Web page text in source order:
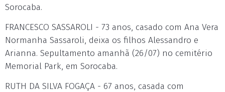
Sorocaba.
FRANCESCO SASSAROLI - 73 anos, casado com Ana Vera
Normanha Sassaroli, deixa os filhos Alessandro e
Arianna. Sepultamento amanhã (26/07) no cemitério
Memorial Park, em Sorocaba.
RUTH DA SILVA FOGAÇA - 67 anos, casada com